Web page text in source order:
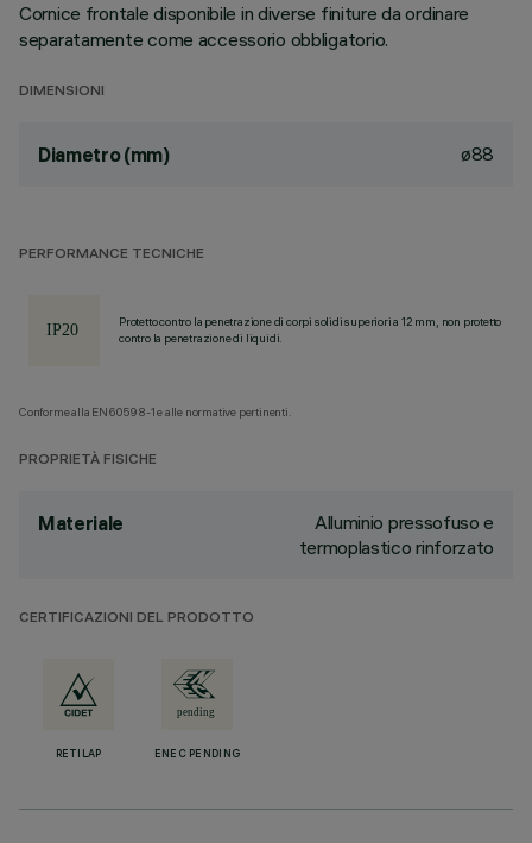
Cornice frontale disponibile in diverse finiture da ordinare
separatamente come accessorio obbligatorio.
DIMENSIONI
Diametro (mm) ø88
PERFORMANCE TECNICHE
Protetto contro la penetrazione di corpi solidi superiori a 12 mm, non protetto
contro la penetrazione di liquidi.
Conforme alla EN60598-1 e alle normative pertinenti.
PROPRIETÀ FISICHE
Materiale
Alluminio pressofuso e
termoplastico rinforzato
CERTIFICAZIONI DEL PRODOTTO
RETILAP ENEC PENDING